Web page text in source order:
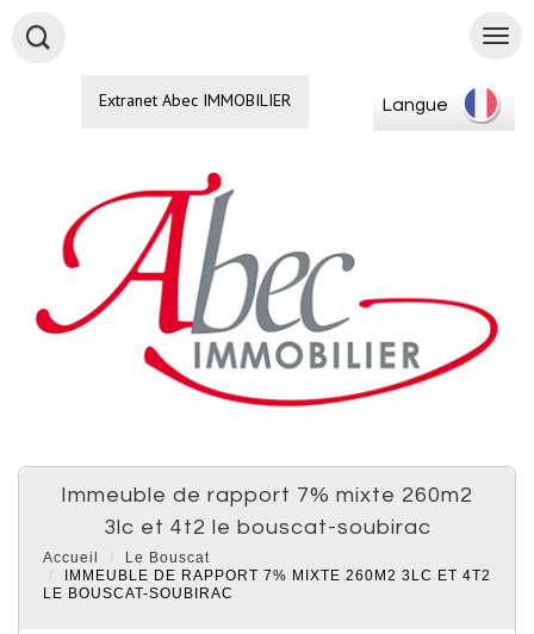
Extranet Abec IMMOBILIER Langue
immeuble de rapport 7% mixte 260m2
3lc et 4t2 le bouscat-soubirac
Accueil
Le Bouscat
IMMEUBLE DE RAPPORT 7% MIXTE 260M2 3LC ET 4T2
LE BOUSCAT-SOUBIRAC